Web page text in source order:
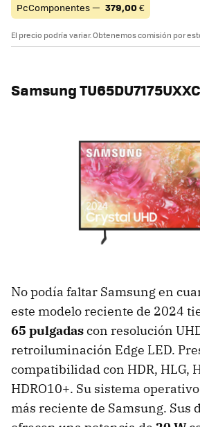
PcComponentes — 379,00€
El precio podría variar. Obtenemos comisión por
Samsung TU65DU7175UXXC
No podía faltar Samsung en
este modelo reciente de 2024
65 pulgadascon resolución
retroiluminación Edge LED.
compatibilidad con HDR, HLG,
HDRO10+. Su sistema
más reciente de Samsung. Sus